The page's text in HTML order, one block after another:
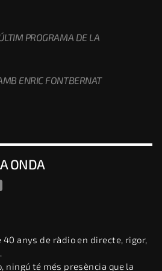
PROGRAMA DE LA
ENRIC FONTBERNAT
ONDA
40 anys de ràdio en directe, rigor,
ningú té més presència que la